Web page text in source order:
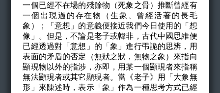
一個已經不在場的殘餘物（死象之骨）推斷曾經有
一個出現過的存在物（生象、曾經活著的長毛
象）；「意想」的意義便接近我們今日使用的「想
像」。但是，不論是老子或韓非，古代中國思維便
已經透過對「意想」的「象」進行弔詭的思辨，用
表面的矛盾的否定（無狀之狀，無物之象 ）來指向
顯現物以外的指涉，亦即，用某一個顯現者來指稱
無法顯現者或其它顯現者。當《老子》用「大象無
形」來陳述時，表示「象」作為一種思考方式已經